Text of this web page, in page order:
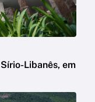
Libanês, em